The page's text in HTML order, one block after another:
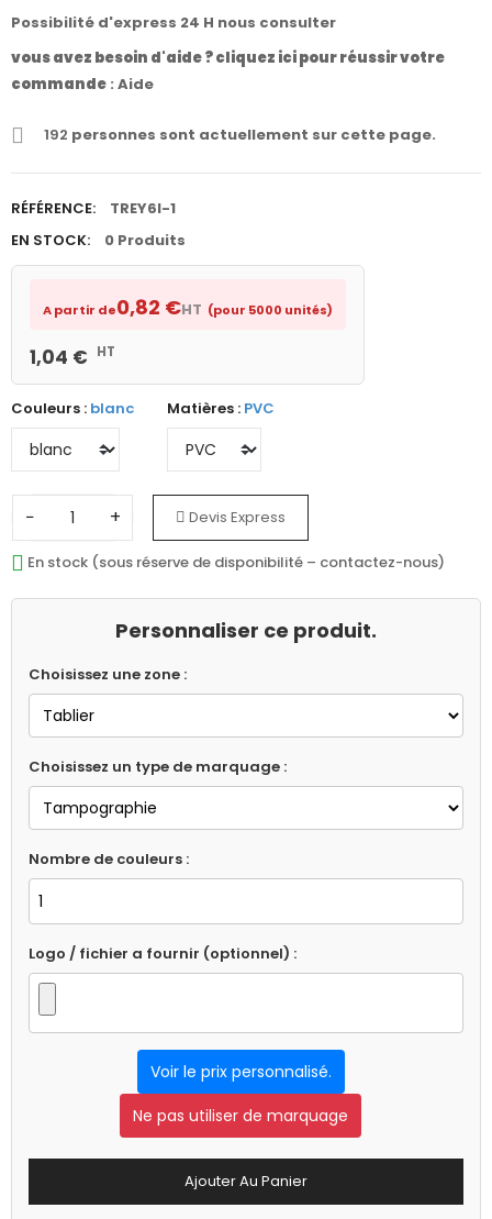
Possibilité d'express 24 H nous consulter
vous avez besoin d'aide ? cliquez ici pour réussir votre
commande : Aide
192 personnes sont actuellement sur cette page.
RÉFÉRENCE:
TREY6I-1
EN STOCK:
0 Produits
A partir de0,82 €HT (pour 5000 unités)
1,04 € HT
Couleurs : blanc Matières : PVC
− + Devis Express
En stock (sous réserve de disponibilité – contactez-nous)
Personnaliser ce produit.
Choisissez une zone :
Choisissez un type de marquage :
Nombre de couleurs :
Logo / fichier a fournir (optionnel) :
Voir le prix personnalisé.
Ne pas utiliser de marquage
Ajouter Au Panier